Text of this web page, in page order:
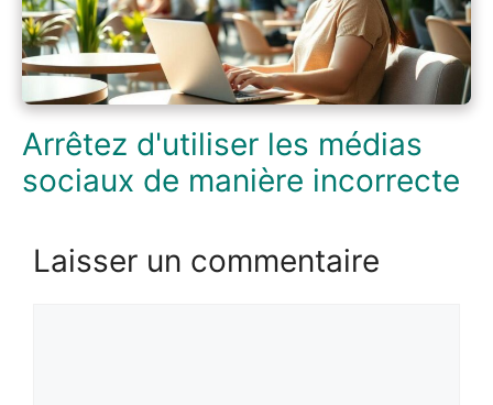
Arrêtez d'utiliser les médias
sociaux de manière incorrecte
Laisser un commentaire